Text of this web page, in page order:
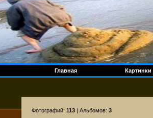
Главная Картинки
Фотографий: 113 | Альбомов: 3